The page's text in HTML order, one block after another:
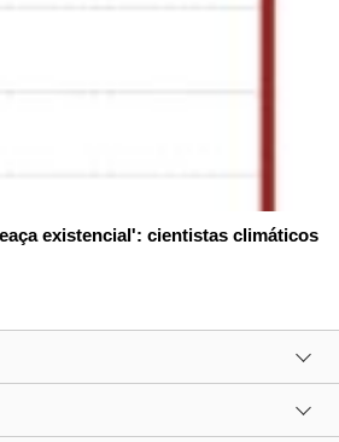
existencial': cientistas climáticos